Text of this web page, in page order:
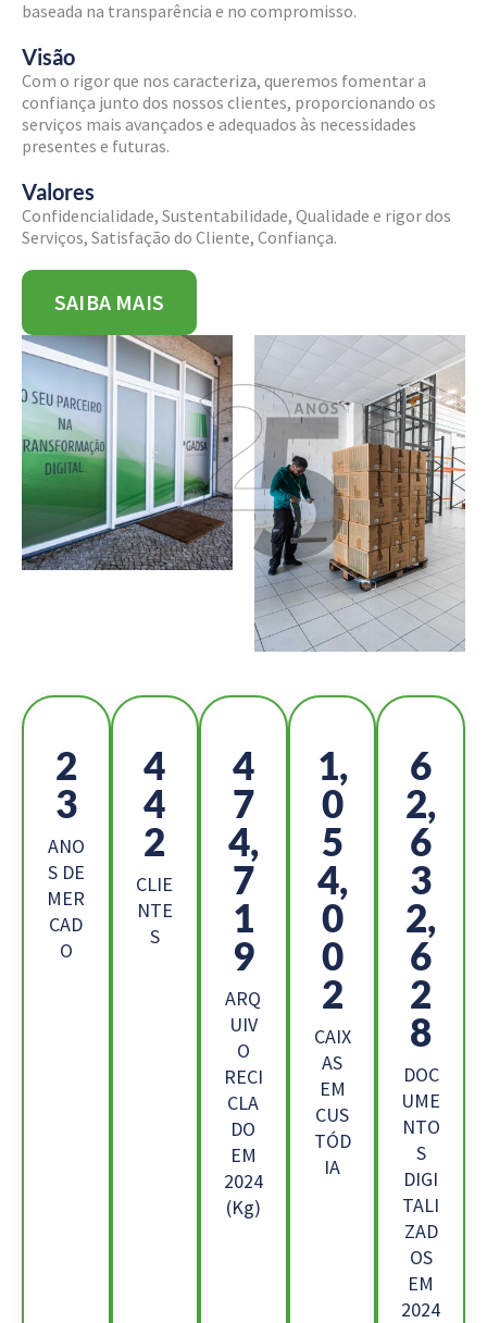
baseada na transparência e no compromisso.
Visão
Com o rigor que nos caracteriza, queremos fomentar a
confiança junto dos nossos clientes, proporcionando os
serviços mais avançados e adequados às necessidades
presentes e futuras.
Valores
Confidencialidade, Sustentabilidade, Qualidade e rigor dos
Serviços, Satisfação do Cliente, Confiança.
SAIBA MAIS
2
6
ANO
S DE
MER
CAD
O
4
9
3
CLIE
NTE
S
5
2
9,
5
6
9
ARQ
UIV
O
RECI
CLA
DO
EM
2024
(Kg)
1,
1
7
5,
7
8
4
CAIX
AS
EM
CUS
TÓD
IA
6
9,
8
6
9,
3
2
2
DOC
UME
NTO
S
DIGI
TALI
ZAD
OS
EM
2024